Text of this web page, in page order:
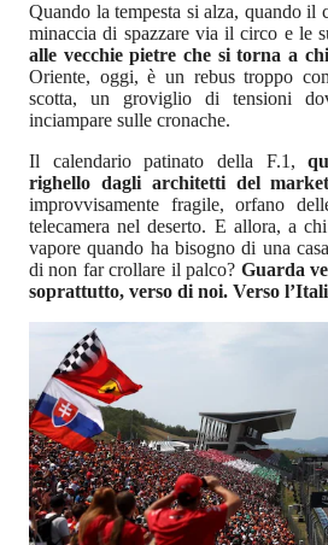
Quando la tempesta si alza, quando il
minaccia di spazzare via il circo e le
alle vecchie pietre che si torna a
Oriente, oggi, è un rebus troppo
scotta, un groviglio di tensioni
inciampare sulle cronache.
Il calendario patinato della F.1,
righello dagli architetti del
improvvisamente fragile, orfano
telecamera nel deserto. E allora, a
vapore quando ha bisogno di una
di non far crollare il palco? Guarda
soprattutto, verso di noi. Verso